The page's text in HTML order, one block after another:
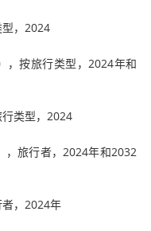
，2024
，按旅行类型，2024年和
类型，2024
，旅行者，2024年和2032
，2024年